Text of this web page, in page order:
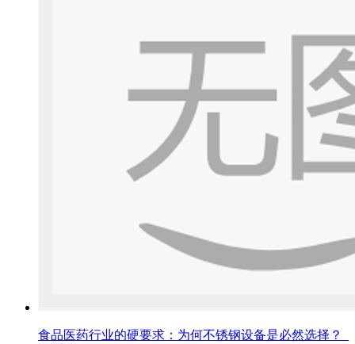
食品医药行业的硬要求：为何不锈钢设备是必然选择？_